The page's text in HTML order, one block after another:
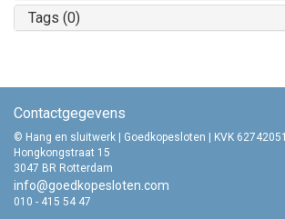
Tags (0)
Contactgegevens
© Hang en sluitwerk | Goedkopesloten | KVK 62742051
Hongkongstraat 15
3047 BR Rotterdam
info@goedkopesloten.com
010 - 415 54 47